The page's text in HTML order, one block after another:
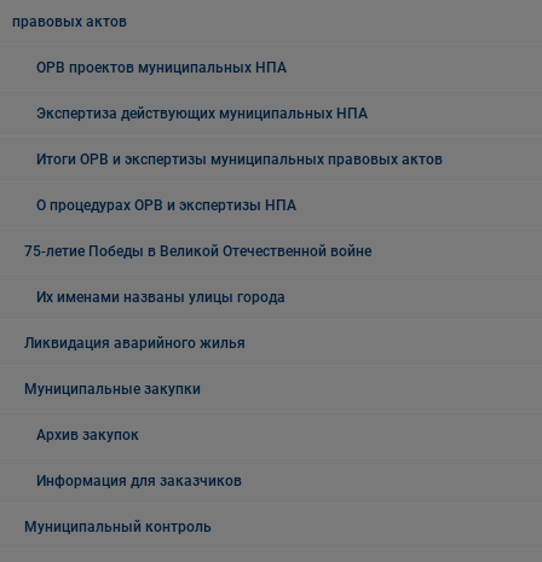
правовых актов
ОРВ проектов муниципальных НПА
Экспертиза действующих муниципальных НПА
Итоги ОРВ и экспертизы муниципальных правовых актов
О процедурах ОРВ и экспертизы НПА
75-летие Победы в Великой Отечественной войне
Их именами названы улицы города
Ликвидация аварийного жилья
Муниципальные закупки
Архив закупок
Информация для заказчиков
Муниципальный контроль